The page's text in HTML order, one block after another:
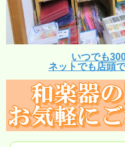
いつでも
ネットでも店頭